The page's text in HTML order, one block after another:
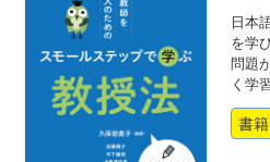
日本
を学
問題
く学
書籍